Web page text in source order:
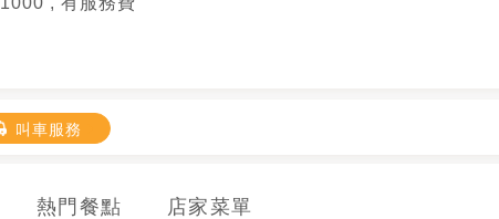
叫車服務
熱門餐點 店家菜單